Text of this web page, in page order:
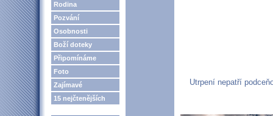
Rodina
Pozvání
Osobnosti
Boží doteky
Připomínáme
Foto
Zajímavé
15 nejčtenějších
Utrpení nepatří